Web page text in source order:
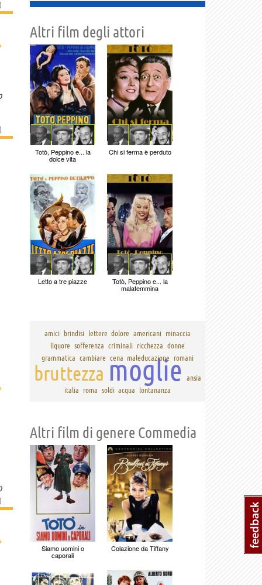
]
]
]
Altri film degli attori
Totò, Peppino e... la
dolce vita
Chi si ferma è perduto
Letto a tre piazze Totò, Peppino e... la
malafemmina
amici brindisi lettere dolore americani minaccia
liquore sofferenza criminali ricchezza donne
grammatica cambiare cena maleducazione romani
bruttezza moglie ansia
italia
roma soldi acqua lontananza
Altri film di genere Commedia
Siamo uomini o
caporali
Colazione da Tiffany